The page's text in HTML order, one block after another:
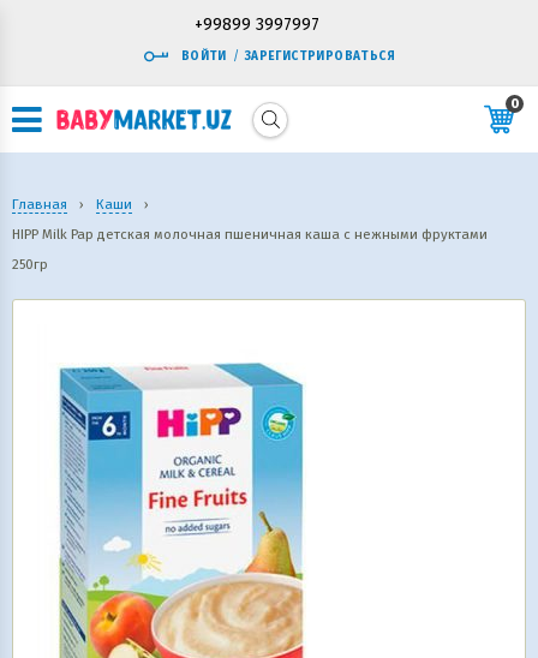
+99899 3997997
ВОЙТИ / ЗАРЕГИСТРИРОВАТЬСЯ
0
Главная › Каши
›
HIPP Milk Pap детская молочная пшеничная каша с нежными фруктами
250гр